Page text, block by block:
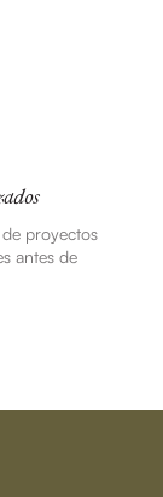
proyectos
antes de